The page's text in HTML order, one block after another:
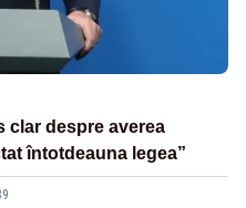
clar despre averea
întotdeauna legea”